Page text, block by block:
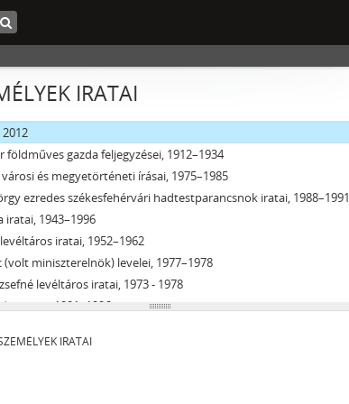
IRATAI
1868 - 2019
PÁRTOK, 1948 - 2012
1930
2012
földműves gazda feljegyzései, 1912–1934
és megyetörténeti írásai, 1975–1985
ezredes székesfehérvári hadtestparancsnok iratai, 1988–1991
iratai, 1943–1996
iratai, 1952–1962
(volt miniszterelnök) levelei, 1977–1978
levéltáros iratai, 1973 - 1978
iratai, 1991–1996
a polgári védelem parancsnokának iratai, 1958–1988
festőművész hagyatéka, 1913–1997
egyetemi tanár hagyatéka, 1966–1996
IRATAI